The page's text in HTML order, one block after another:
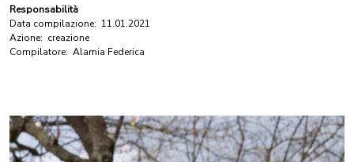
Responsabilità
Data compilazione: 11.01.2021
Azione: creazione
Compilatore: Alamia Federica